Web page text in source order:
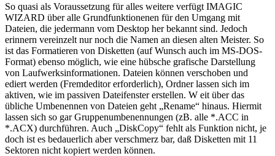
So quasi als Voraussetzung für alles weitere verfügt IMAGIC
WIZARD über alle Grundfunktionenen für den Umgang mit
Dateien, die jedermann vom Desktop her bekannt sind. Jedoch
erinnern vereinzelt nur noch die Namen an diesen alten Meister. So
ist das Formatieren von Disketten (auf Wunsch auch im MS-DOS-
Format) ebenso möglich, wie eine hübsche grafische Darstellung
von Laufwerksinformationen. Dateien können verschoben und
ediert werden (Fremdeditor erforderlich), Ordner lassen sich im
aktiven, wie im passiven Dateifenster erstellen. W eit über das
übliche Umbenennen von Dateien geht „Rename“ hinaus. Hiermit
lassen sich so gar Gruppenumbenennungen (zB. alle *.ACC in
*.ACX) durchführen. Auch „DiskCopy“ fehlt als Funktion nicht, je
doch ist es bedauerlich aber verschmerz bar, daß Disketten mit 11
Sektoren nicht kopiert werden können.